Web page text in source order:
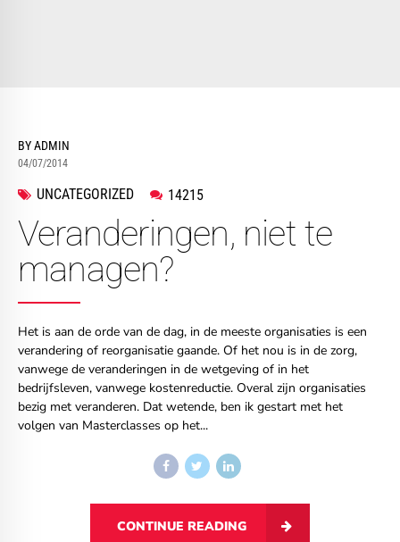
BY ADMIN
04/07/2014
UNCATEGORIZED 14215
Veranderingen, niet te
managen?
Het is aan de orde van de dag, in de meeste organisaties is een
verandering of reorganisatie gaande. Of het nou is in de zorg,
vanwege de veranderingen in de wetgeving of in het
bedrijfsleven, vanwege kostenreductie. Overal zijn organisaties
bezig met veranderen. Dat wetende, ben ik gestart met het
volgen van Masterclasses op het...
CONTINUE READING